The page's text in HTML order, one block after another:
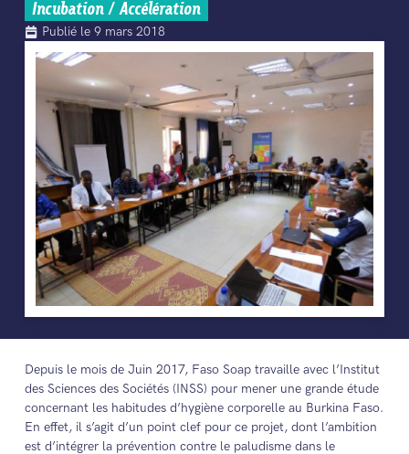
Incubation / Accélération
Publié le 9 mars 2018
Depuis le mois de Juin 2017, Faso Soap travaille avec l’Institut
des Sciences des Sociétés (INSS) pour mener une grande étude
concernant les habitudes d’hygiène corporelle au Burkina Faso.
En effet, il s’agit d’un point clef pour ce projet, dont l’ambition
est d’intégrer la prévention contre le paludisme dans le